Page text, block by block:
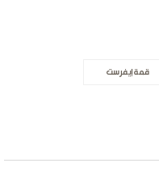
قمة إيفرست